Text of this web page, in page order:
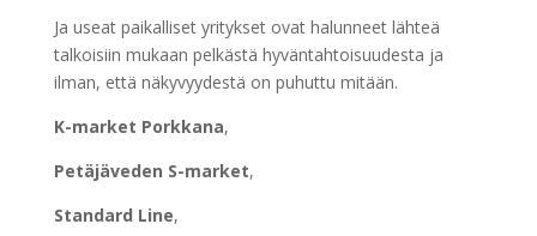
Ja useat paikalliset yritykset ovat halunneet lähteä
talkoisiin mukaan pelkästä hyväntahtoisuudesta ja
ilman, että näkyvyydestä on puhuttu mitään.
K-market Porkkana,
Petäjäveden S-market,
Standard Line,